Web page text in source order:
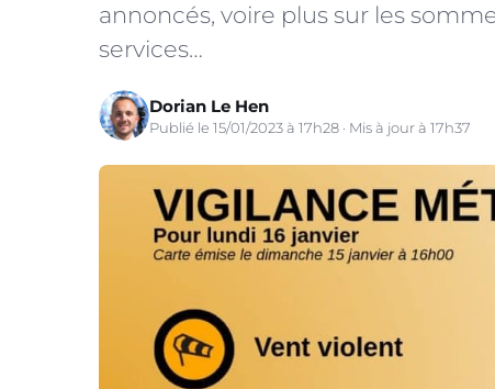
annoncés, voire plus sur les
services…
Dorian Le Hen
Publié le 15/01/2023 à 17h28 · Mis à jour à 17h37